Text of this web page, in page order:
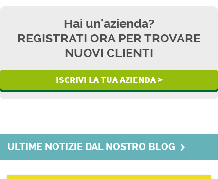
Hai un'azienda?
REGISTRATI ORA PER TROVARE
NUOVI CLIENTI
ISCRIVI LA TUA AZIENDA >
ULTIME NOTIZIE DAL NOSTRO BLOG